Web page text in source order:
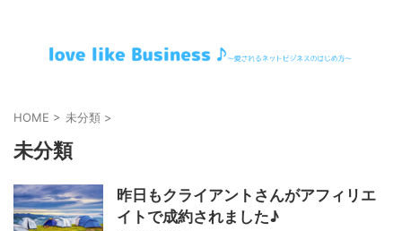
HOME > 未分類 >
未分類
昨日もクライアントさんがアフィリエ
イトで成約されました♪